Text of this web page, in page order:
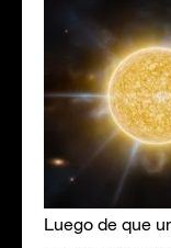
Luego de que